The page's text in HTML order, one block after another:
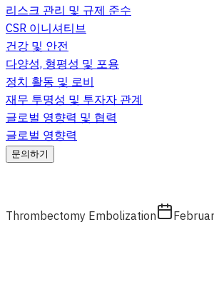
리스크 관리 및 규제 준수
CSR 이니셔티브
건강 및 안전
다양성, 형평성 및 포용
정치 활동 및 로비
재무 투명성 및 투자자 관계
글로벌 영향력 및 협력
글로벌 영향력
문의하기
Thrombectomy Embolization